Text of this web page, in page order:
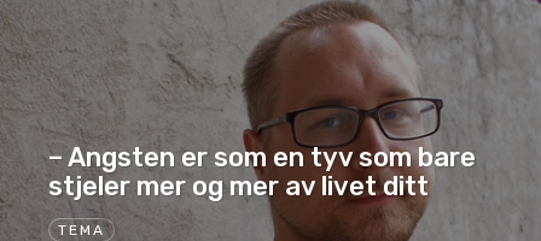
TEMA
– Angsten er som en tyv som bare
stjeler mer og mer av livet ditt